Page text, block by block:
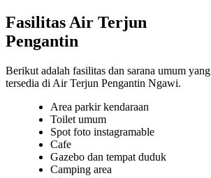
Fasilitas Air Terjun
Pengantin
Berikut adalah fasilitas dan sarana umum yang
tersedia di Air Terjun Pengantin Ngawi.
Area parkir kendaraan
Toilet umum
Spot foto instagramable
Cafe
Gazebo dan tempat duduk
Camping area